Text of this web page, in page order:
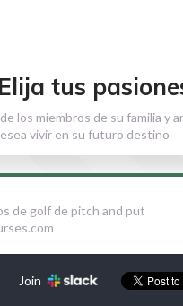
tus
los miembros de su familia y
vivir en su futuro destino
de golf de pitch and put
Join